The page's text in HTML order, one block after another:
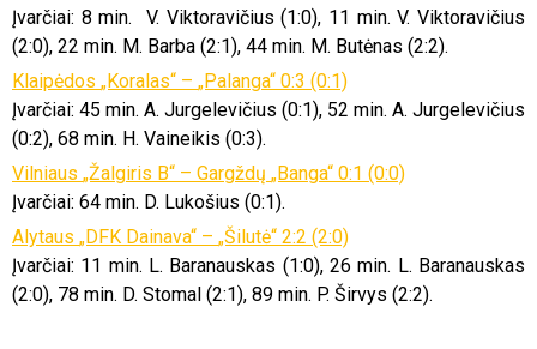
Įvarčiai: 8 min. V. Viktoravičius (1:0), 11 min. V. Viktoravičius
(2:0), 22 min. M. Barba (2:1), 44 min. M. Butėnas (2:2).
Klaipėdos „Koralas“ – „Palanga“ 0:3 (0:1)
Įvarčiai: 45 min. A. Jurgelevičius (0:1), 52 min. A. Jurgelevičius
(0:2), 68 min. H. Vaineikis (0:3).
Vilniaus „Žalgiris B“ – Gargždų „Banga“ 0:1 (0:0)
Įvarčiai: 64 min. D. Lukošius (0:1).
Alytaus „DFK Dainava“ – „Šilutė“ 2:2 (2:0)
Įvarčiai: 11 min. L. Baranauskas (1:0), 26 min. L. Baranauskas
(2:0), 78 min. D. Stomal (2:1), 89 min. P. Širvys (2:2).